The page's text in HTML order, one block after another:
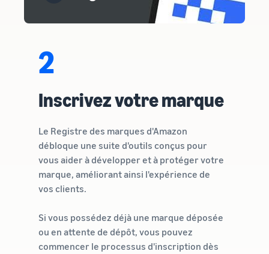
2
Inscrivez votre marque
Le Registre des marques d'Amazon
débloque une suite d'outils conçus pour
vous aider à développer et à protéger votre
marque, améliorant ainsi l'expérience de
vos clients.
Si vous possédez déjà une marque déposée
ou en attente de dépôt, vous pouvez
commencer le processus d'inscription dès